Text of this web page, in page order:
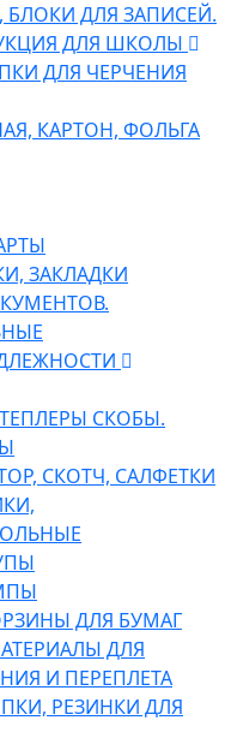
ДЛЯ ЗАПИСЕЙ.
ДЛЯ ШКОЛЫ
ДЛЯ ЧЕРЧЕНИЯ
КАРТОН, ФОЛЬГА
ЗАКЛАДКИ
СКОБЫ.
СКОТЧ, САЛФЕТКИ
ДЛЯ БУМАГ
ДЛЯ
И ПЕРЕПЛЕТА
РЕЗИНКИ ДЛЯ